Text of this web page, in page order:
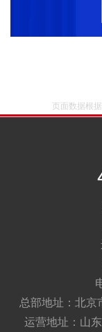
页面数据根
总部地址：北京
运营地址：山